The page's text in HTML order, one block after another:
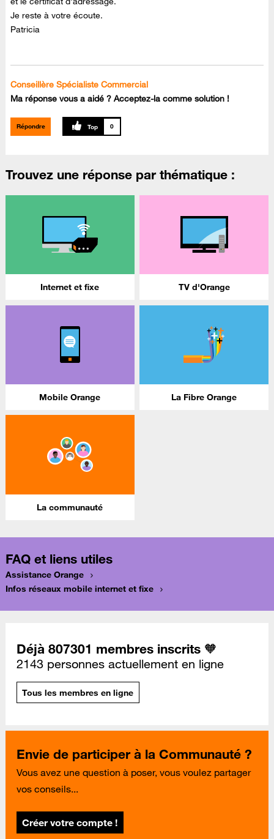
Je reste à votre écoute.
Patricia
Conseillère Spécialiste Commercial
Ma réponse vous a aidé ? Acceptez-la comme solution !
Répondre 0
Trouvez une réponse par thématique :
Internet et fixe TV d'Orange
Mobile Orange La Fibre Orange
La communauté
FAQ et liens utiles
Assistance Orange
Infos réseaux mobile internet et fixe
Déjà 807301 membres inscrits 🧡
2143 personnes actuellement en ligne
Tous les membres en ligne
Envie de participer à la Communauté ?
Vous avez une question à poser, vous voulez partager
vos conseils...
Créer votre compte !